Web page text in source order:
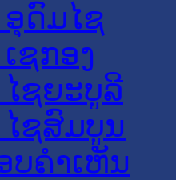
ດົມໄຊ
ຊກອງ
ຊຍະບູລີ
ຊສົມບູນ
ບຄໍາເຫັນ